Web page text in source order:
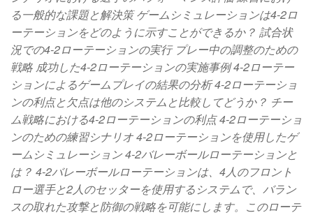
る一般的な課題と解決策 ゲームシミュレーションは4-2ロ
ーテーションをどのように示すことができるか？ 試合状
況での4-2ローテーションの実行 プレー中の調整のための
戦略 成功した4-2ローテーションの実施事例 4-2ローテー
ションによるゲームプレイの結果の分析 4-2ローテーショ
ンの利点と欠点は他のシステムと比較してどうか？ チー
ム戦略における4-2ローテーションの利点 4-2ローテーショ
ンのための練習シナリオ 4-2ローテーションを使用したゲ
ームシミュレーション 4-2バレーボールローテーションと
は？ 4-2バレーボールローテーションは、4人のフロント
ロー選手と2人のセッターを使用するシステムで、バラン
スの取れた攻撃と防御の戦略を可能にします。このローテ